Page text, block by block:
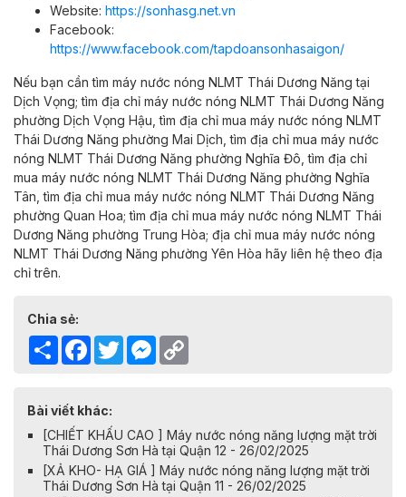
Website: https://sonhasg.net.vn
Facebook:
https://www.facebook.com/tapdoansonhasaigon/
Nếu bạn cần tìm máy nước nóng NLMT Thái Dương Năng tại
Dịch Vọng; tìm địa chỉ máy nước nóng NLMT Thái Dương Năng
phường Dịch Vọng Hậu , tìm địa chỉ mua máy nước nóng NLMT
Thái Dương Năng phường Mai Dịch , tìm địa chỉ mua máy nước
nóng NLMT Thái Dương Năng phường Nghĩa Đô,tìm địa chỉ
mua máy nước nóng NLMT Thái Dương Năng phường Nghĩa
Tân , tìm địa chỉ mua máy nước nóng NLMT Thái Dương Năng
phường Quan Hoa; tìm địa chỉ mua máy nước nóng NLMT Thái
Dương Năng phường Trung Hòa; địa chỉ mua máy nước nóng
NLMT Thái Dương Năng phường Yên Hòa hãy liên hệ theo địa
chỉ trên.
Chia sẻ:
Share Facebook
TwitterMessenger
Bài viết khác:
[CHIẾT KHẤU CAO ] Máy nước nóng năng lượng mặt trời
Thái Dương Sơn Hà tại Quận 12 - 26/02/2025
[XẢ KHO- HẠ GIÁ ] Máy nước nóng năng lượng mặt trời
Thái Dương Sơn Hà tại Quận 11 - 26/02/2025